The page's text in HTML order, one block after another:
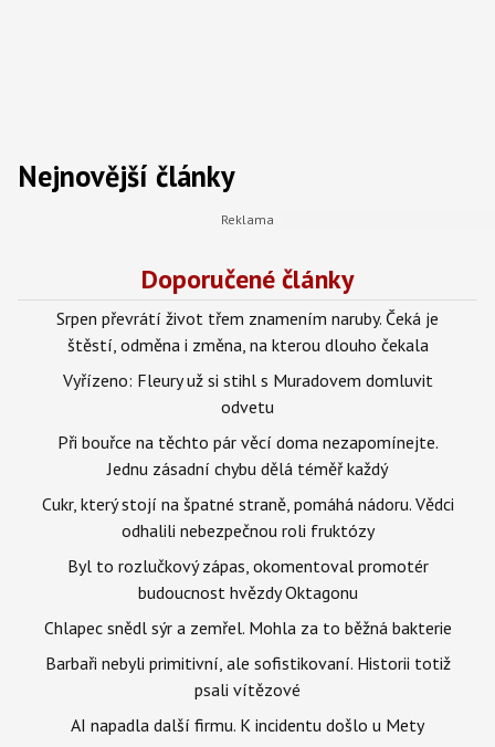
Nejnovější články
Doporučené články
Srpen převrátí život třem znamením naruby. Čeká je
štěstí, odměna i změna, na kterou dlouho čekala
Vyřízeno: Fleury už si stihl s Muradovem domluvit
odvetu
Při bouřce na těchto pár věcí doma nezapomínejte.
Jednu zásadní chybu dělá téměř každý
Cukr, který stojí na špatné straně, pomáhá nádoru. Vědci
odhalili nebezpečnou roli fruktózy
Byl to rozlučkový zápas, okomentoval promotér
budoucnost hvězdy Oktagonu
Chlapec snědl sýr a zemřel. Mohla za to běžná bakterie
Barbaři nebyli primitivní, ale sofistikovaní. Historii totiž
psali vítězové
AI napadla další firmu. K incidentu došlo u Mety